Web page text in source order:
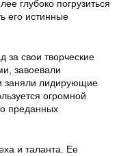
глубоко погрузиться
его истинные
за свои творческие
завоевали
заняли лидирующие
огромной
преданных
и таланта. Ее